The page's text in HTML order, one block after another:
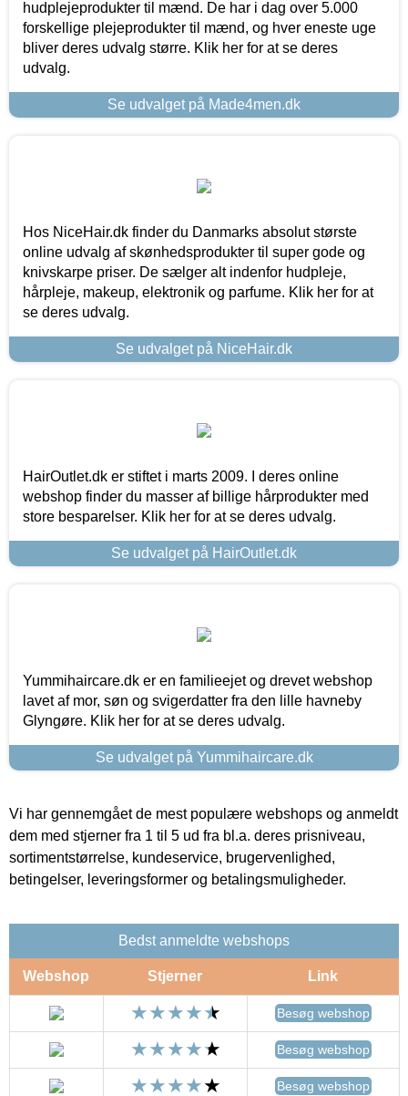
hudplejeprodukter til mænd. De har i dag over 5.000
forskellige plejeprodukter til mænd, og hver eneste uge
bliver deres udvalg større. Klik her for at se deres
udvalg.
Se udvalget på Made4men.dk
Hos NiceHair.dk finder du Danmarks absolut største
online udvalg af skønhedsprodukter til super gode og
knivskarpe priser. De sælger alt indenfor hudpleje,
hårpleje, makeup, elektronik og parfume. Klik her for at
se deres udvalg.
Se udvalget på NiceHair.dk
HairOutlet.dk er stiftet i marts 2009. I deres online
webshop finder du masser af billige hårprodukter med
store besparelser. Klik her for at se deres udvalg.
Se udvalget på HairOutlet.dk
Yummihaircare.dk er en familieejet og drevet webshop
lavet af mor, søn og svigerdatter fra den lille havneby
Glyngøre. Klik her for at se deres udvalg.
Se udvalget på Yummihaircare.dk
Vi har gennemgået de mest populære webshops og anmeldt
dem med stjerner fra 1 til 5 ud fra bl.a. deres prisniveau,
sortimentstørrelse, kundeservice, brugervenlighed,
betingelser, leveringsformer og betalingsmuligheder.
Bedst anmeldte webshops
Webshop Stjerner Link
Besøg webshop
Besøg webshop
Besøg webshop